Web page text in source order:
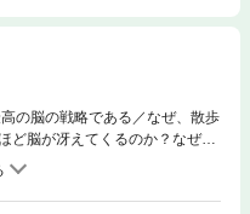
の脳の戦略である／なぜ、散歩
ど脳が冴えてくるのか？なぜ、
せるのか？その答えは、“休息
人は、働きすぎている。メー
の処理……。私たちの脳はつね